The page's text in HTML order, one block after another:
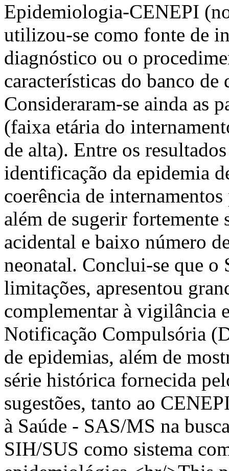
Epidemiologia-CENEPI
utilizou-se como fonte de
diagnóstico ou o
características do banco
Consideraram-se ainda as
(faixa etária do
de alta). Entre os
identificação da epidemia
coerência de
além de sugerir fortemente
acidental e baixo número
neonatal. Conclui-se que o
limitações, apresentou
complementar à vigilância
Notificação Compulsória
de epidemias, além de
série histórica fornecida
sugestões, tanto ao
à Saúde - SAS/MS na
SIH/SUS como sistema